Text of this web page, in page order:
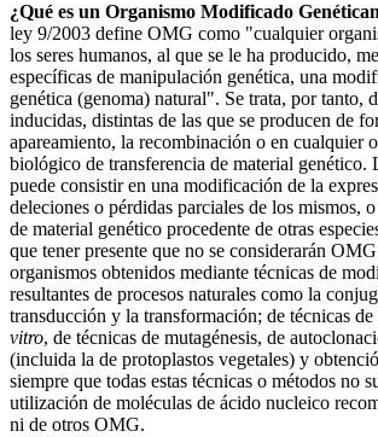
¿Qué es un Organismo Modificado
ley 9/2003 define OMG como "cualquier
los seres humanos, al que se le ha producido,
específicas de manipulación genética, una
genética (genoma) natural". Se trata, por tanto,
inducidas, distintas de las que se producen de
apareamiento, la recombinación o en cualquier
biológico de transferencia de material genético.
puede consistir en una modificación de la
deleciones o pérdidas parciales de los mismos,
de material genético procedente de otras
que tener presente que no se considerarán
organismos obtenidos mediante técnicas de
resultantes de procesos naturales como la
transducción y la transformación; de técnicas
vitro, de técnicas de mutagénesis, de
(incluida la de protoplastos vegetales) y
siempre que todas estas técnicas o métodos no
utilización de moléculas de ácido nucleico
ni de otros OMG.